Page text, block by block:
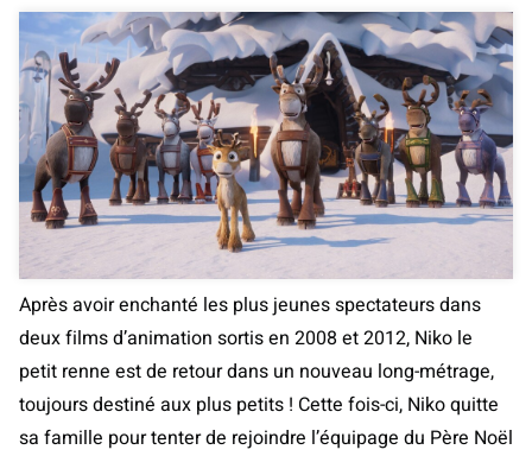
Après avoir enchanté les plus jeunes spectateurs dans
deux films d’animation sortis en 2008 et 2012, Niko le
petit renne est de retour dans un nouveau long-métrage,
toujours destiné aux plus petits ! Cette fois-ci, Niko quitte
sa famille pour tenter de rejoindre l’équipage du Père Noël